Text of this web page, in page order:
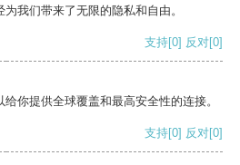
我们带来了无限的隐私和自由。
支持[0] 反对[0]
你提供全球覆盖和最高安全性的连接。
支持[0] 反对[0]